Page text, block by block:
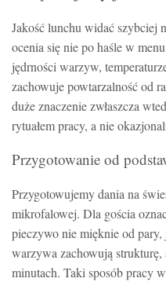
Jakość lunchu widać szybciej
ocenia się nie po haśle w
jędrności warzyw,
zachowuje powtarzalność od
duże znaczenie zwłaszcza
rytuałem pracy, a nie
Przygotowanie od
Przygotowujemy dania na
mikrofalowej. Dla gościa
pieczywo nie mięknie od
warzywa zachowują
minutach. Taki sposób pracy